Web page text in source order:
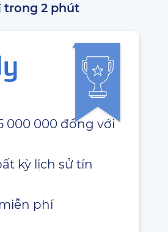
trong 2 phút
000 000 đồng với
kỳ lịch sử tín
phí